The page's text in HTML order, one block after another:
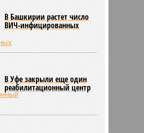
В Башкирии растет число
ВИЧ-инфицированных
В Уфе закрыли еще один
реабилитационный центр